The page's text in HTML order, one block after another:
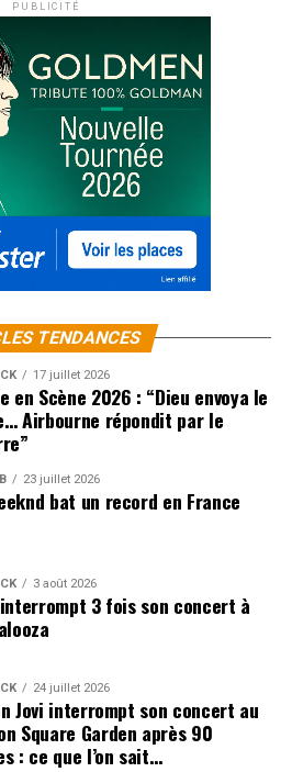
PUBLICITÉ
TENDANCES
17 juillet 2026
en Scène 2026 : “Dieu envoya le
Airbourne répondit par le
23 juillet 2026
bat un record en France
3 août 2026
3 fois son concert à
24 juillet 2026
Jovi interrompt son concert au
Square Garden après 90
: ce que l’on sait…